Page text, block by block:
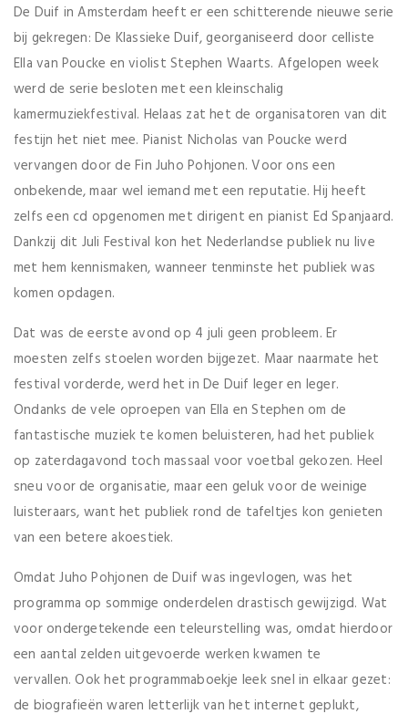
De Duif in Amsterdam heeft er een schitterende nieuwe serie
bij gekregen: De Klassieke Duif, georganiseerd door celliste
Ella van Poucke en violist Stephen Waarts. Afgelopen week
werd de serie besloten met een kleinschalig
kamermuziekfestival. Helaas zat het de organisatoren van dit
festijn het niet mee. Pianist Nicholas van Poucke werd
vervangen door de Fin Juho Pohjonen. Voor ons een
onbekende, maar wel iemand met een reputatie. Hij heeft
zelfs een cd opgenomen met dirigent en pianist Ed Spanjaard.
Dankzij dit Juli Festival kon het Nederlandse publiek nu live
met hem kennismaken, wanneer tenminste het publiek was
komen opdagen.
Dat was de eerste avond op 4 juli geen probleem. Er
moesten zelfs stoelen worden bijgezet. Maar naarmate het
festival vorderde, werd het in De Duif leger en leger.
Ondanks de vele oproepen van Ella en Stephen om de
fantastische muziek te komen beluisteren, had het publiek
op zaterdagavond toch massaal voor voetbal gekozen. Heel
sneu voor de organisatie, maar een geluk voor de weinige
luisteraars, want het publiek rond de tafeltjes kon genieten
van een betere akoestiek.
Omdat Juho Pohjonen de Duif was ingevlogen, was het
programma op sommige onderdelen drastisch gewijzigd. Wat
voor ondergetekende een teleurstelling was, omdat hierdoor
een aantal zelden uitgevoerde werken kwamen te
vervallen. Ook het programmaboekje leek snel in elkaar gezet:
de biografieën waren letterlijk van het internet geplukt,